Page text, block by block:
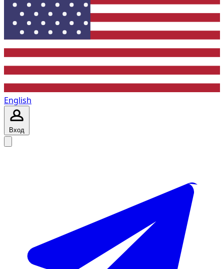
English
Вход